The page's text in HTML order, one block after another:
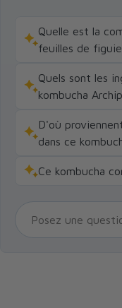
Quelle est la
feuilles de
Quels sont les
kombucha
D'où
dans ce
Ce kombucha